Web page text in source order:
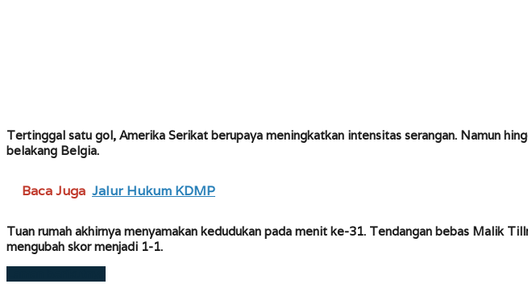
Tertinggal satu gol, Amerika Serikat berupaya meningkatkan intensitas serangan. Namun
belakang Belgia.
Baca Juga Jalur Hukum KDMP
Tuan rumah akhirnya menyamakan kedudukan pada menit ke-31. Tendangan bebas Malik
mengubah skor menjadi 1-1.